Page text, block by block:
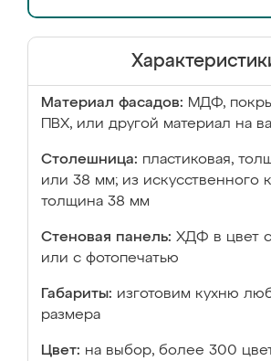
Материал фасадов: МДФ,
ПВХ, или другой материал на
Столешница: пластиковая,
или 38 мм; из искусственного
толщина 38 мм
Стеновая панель: ХДФ в цвет
или с фотопечатью
Габариты: изготовим кухню
размера
Цвет: на выбор, более 300